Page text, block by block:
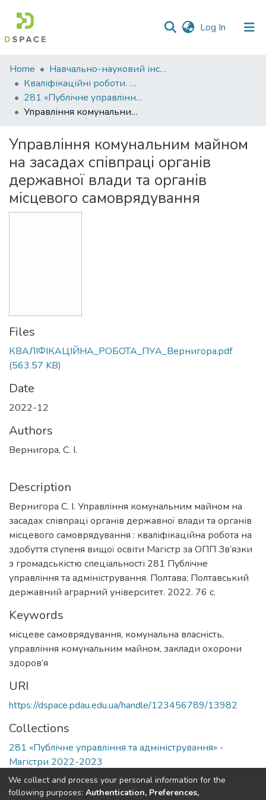
Log In (current)
Communities
&
Collections
All of DSpace
Statistics
Home
Навчально-науковий інститут економіки, управління, права та інформаційних технологій
Кваліфікаційні роботи. ННІ економіки, управління, права та ІТ
281 «Публічне управління та адміністрування» - Магістри 2022-2023
Управління комунальним майном на засадах співпраці органів державної влади та органів місцевого самоврядування
Управління комунальним майном
на засадах співпраці органів
державної влади та органів
місцевого самоврядування
Files
КВАЛІФІКАЦІЙНА_РОБОТА_ПУА_Вернигора.pdf
(563.57 KB)
Date
2022-12
Authors
Вернигора, С. І.
Description
Вернигора С. І. Управління комунальним майном на
засадах співпраці органів державної влади та органів
місцевого самоврядування : кваліфікаційна робота на
здобуття ступеня вищої освіти Магістр за ОПП Зв’язки
з громадськістю спеціальності 281 Публічне
управління та адміністрування. Полтава: Полтавський
державний аграрний університет. 2022. 76 с.
Keywords
місцеве самоврядування, комунальна власність,
управління комунальним майном, заклади охорони
здоров’я
URI
https://dspace.pdau.edu.ua/handle/123456789/13982
Collections
281 «Публічне управління та адміністрування» -
Магістри 2022-2023
Full item page
We collect and process your personal information for the
following purposes: Authentication, Preferences,